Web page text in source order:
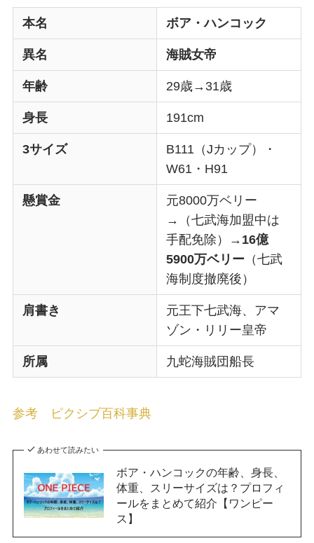
本名 ボア・ハンコック
異名 海賊女帝
年齢 29歳→31歳
身長 191cm
3サイズ
B111（Jカップ）・
W61・H91
懸賞金
元8000万ベリー
→（七武海加盟中は
手配免除）→ 16億
5900万ベリー （七武
海制度撤廃後）
肩書き
元王下七武海、アマ
ゾン・リリー皇帝
所属 九蛇海賊団船長
参考 ピクシブ百科事典
あわせて読みたい
ボア・ハンコックの年齢、身長、
体重、スリーサイズは？プロフィ
ールをまとめて紹介【ワンピー
ス】